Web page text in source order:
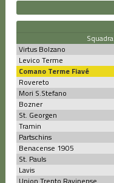
Squadra
Virtus Bolzano
Levico Terme
Comano Terme Fiavé
Rovereto
Mori S.Stefano
Bozner
St. Georgen
Tramin
Partschins
Benacense 1905
St. Pauls
Lavis